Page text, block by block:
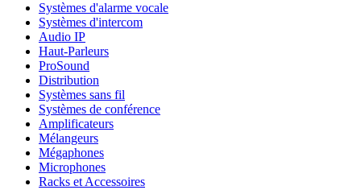
Systèmes d'alarme vocale
Systèmes d'intercom
Audio IP
Haut-Parleurs
ProSound
Distribution
Systèmes sans fil
Systèmes de conférence
Amplificateurs
Mélangeurs
Mégaphones
Microphones
Racks et Accessoires